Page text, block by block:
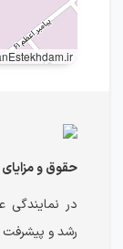
حقوق و
در
رشد و پیشرفت